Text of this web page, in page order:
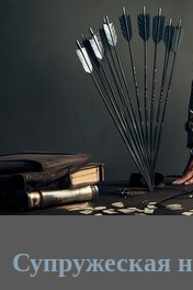
Супружеская